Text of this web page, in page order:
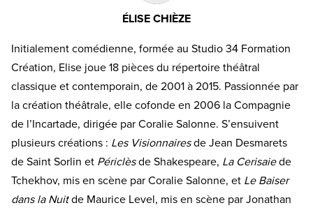
ÉLISE CHIÈZE
Initialement comédienne, formée au Studio 34 Formation
Création, Elise joue 18 pièces du répertoire théâtral
classique et contemporain, de 2001 à 2015. Passionnée par
la création théâtrale, elle cofonde en 2006 la Compagnie
de l’Incartade, dirigée par Coralie Salonne. S’ensuivent
plusieurs créations : Les Visionnairesde Jean Desmarets
de Saint Sorlin et Périclèsde Shakespeare, La Cerisaiede
Tchekhov, mis en scène par Coralie Salonne, et Le Baiser
dans la Nuitde Maurice Level, mis en scène par Jonathan